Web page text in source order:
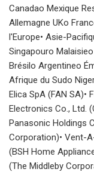
Canadao Mexique
Allemagne UKo
l'Europe• Asie-
Singapouro
Brésilo Argentineo
Afrique du Sudo
Elica SpA (FAN SA)•
Electronics Co., Ltd.
Panasonic Holdings
Corporation)• Vent-
(BSH Home
(The Middleby